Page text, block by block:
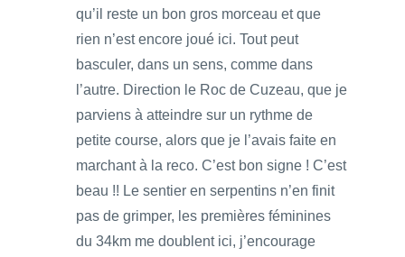
qu’il reste un bon gros morceau et que
rien n’est encore joué ici. Tout peut
basculer, dans un sens, comme dans
l’autre. Direction le Roc de Cuzeau, que je
parviens à atteindre sur un rythme de
petite course, alors que je l’avais faite en
marchant à la reco. C’est bon signe ! C’est
beau !! Le sentier en serpentins n’en finit
pas de grimper, les premières féminines
du 34km me doublent ici, j’encourage